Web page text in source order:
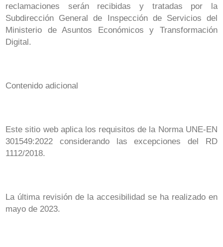
reclamaciones serán recibidas y tratadas por la
Subdirección General de Inspección de Servicios del
Ministerio de Asuntos Económicos y Transformación
Digital.
Contenido adicional
Este sitio web aplica los requisitos de la Norma UNE-EN
301549:2022 considerando las excepciones del RD
1112/2018.
La última revisión de la accesibilidad se ha realizado en
mayo de 2023.